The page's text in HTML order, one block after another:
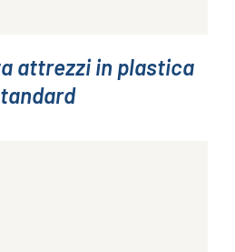
attrezzi in plastica